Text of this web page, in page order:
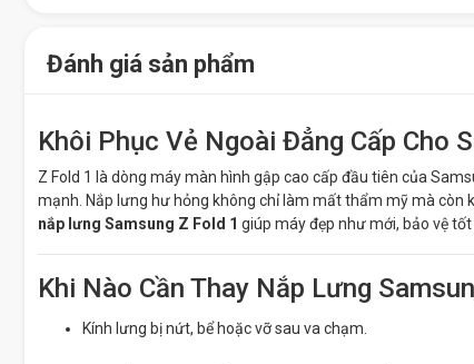
Đánh giá sản phẩm
Khôi Phục Vẻ Ngoài Đẳng Cấp Cho
Z Fold 1 là dòng máy màn hình gập cao cấp đầu tiên của
mạnh. Nắp lưng hư hỏng không chỉ làm mất thẩm mỹ mà còn
nắp lưng Samsung Z Fold 1 giúp máy đẹp như mới, bảo vệ
Khi Nào Cần Thay Nắp Lưng
Kính lưng bị nứt, bể hoặc vỡ sau va chạm.